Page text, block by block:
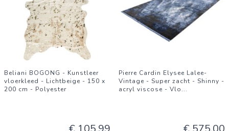
Beliani BOGONG - Kunstleer
vloerkleed - Lichtbeige - 150 x
200 cm - Polyester
Pierre Cardin Elysee Lalee-
Vintage - Super zacht - Shinny -
acryl viscose - Vlo...